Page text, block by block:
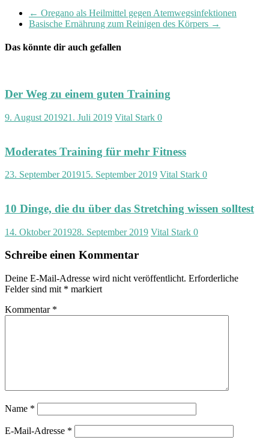
← Oregano als Heilmittel gegen Atemwegsinfektionen
Basische Ernährung zum Reinigen des Körpers →
Das könnte dir auch gefallen
Der Weg zu einem guten Training
9. August 201921. Juli 2019 Vital Stark 0
Moderates Training für mehr Fitness
23. September 201915. September 2019 Vital Stark 0
10 Dinge, die du über das Stretching wissen solltest
14. Oktober 201928. September 2019 Vital Stark 0
Schreibe einen Kommentar
Deine E-Mail-Adresse wird nicht veröffentlicht. Erforderliche
Felder sind mit * markiert
Kommentar *
Name *
E-Mail-Adresse *